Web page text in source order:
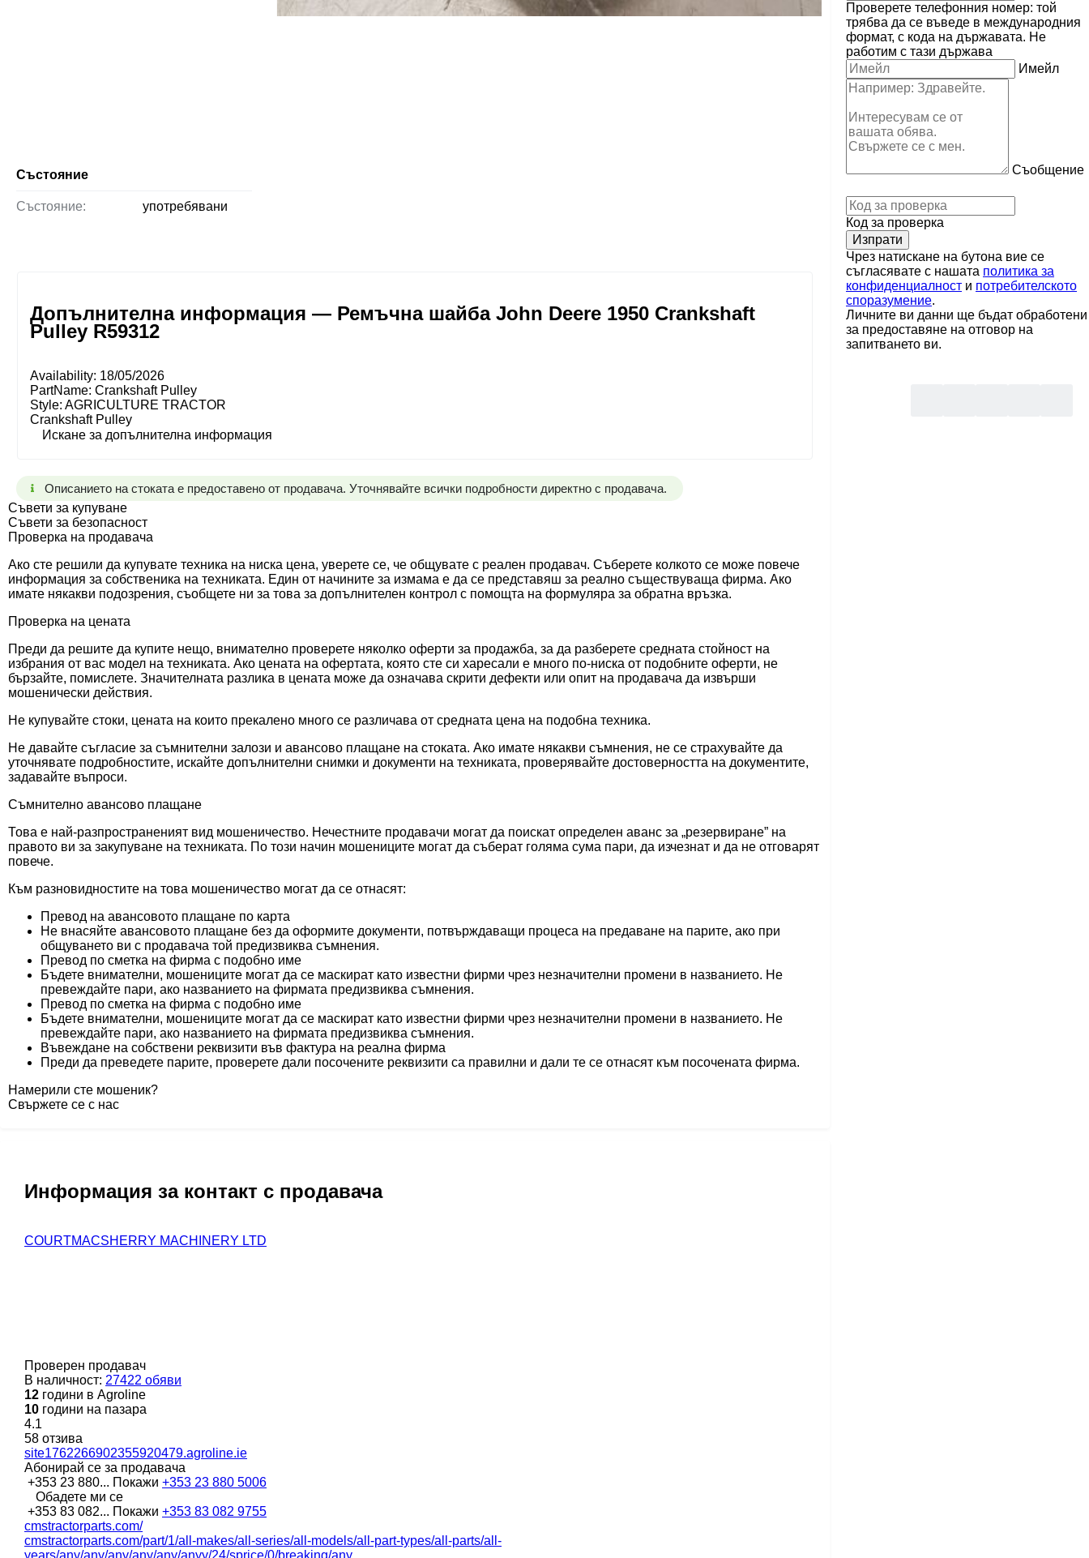
Искане за повече
Състояние
Състояние: употребявани
Допълнителна информация — Ремъчна шайба John Deere 1950 Crankshaft
Pulley R59312
Availability: 18/05/2026
PartName: Crankshaft Pulley
Style: AGRICULTURE TRACTOR
Crankshaft Pulley
Искане за допълнителна информация
Описанието на стоката е предоставено от продавача. Уточнявайте всички подробности директно с продавача.
Съвети за купуване
Съвети за безопасност
Проверка на продавача
Ако сте решили да купувате техника на ниска цена, уверете се, че общувате с реален продавач. Съберете колкото се може повече
информация за собственика на техниката. Един от начините за измама е да се представяш за реално съществуваща фирма. Ако
имате някакви подозрения, съобщете ни за това за допълнителен контрол с помощта на формуляра за обратна връзка.
Проверка на цената
Преди да решите да купите нещо, внимателно проверете няколко оферти за продажба, за да разберете средната стойност на
избрания от вас модел на техниката. Ако цената на офертата, която сте си харесали е много по-ниска от подобните оферти, не
бързайте, помислете. Значителната разлика в цената може да означава скрити дефекти или опит на продавача да извърши
мошенически действия.
Не купувайте стоки, цената на които прекалено много се различава от средната цена на подобна техника.
Не давайте съгласие за съмнителни залози и авансово плащане на стоката. Ако имате някакви съмнения, не се страхувайте да
уточнявате подробностите, искайте допълнителни снимки и документи на техниката, проверявайте достоверността на документите,
задавайте въпроси.
Съмнително авансово плащане
Това е най-разпространеният вид мошеничество. Нечестните продавачи могат да поискат определен аванс за „резервиране” на
правото ви за закупуване на техниката. По този начин мошениците могат да съберат голяма сума пари, да изчезнат и да не отговарят
повече.
Към разновидностите на това мошеничество могат да се отнасят:
Превод на авансовото плащане по карта
Не внасяйте авансовото плащане без да оформите документи, потвърждаващи процеса на предаване на парите, ако при
общуването ви с продавача той предизвиква съмнения.
Превод по сметка на фирма с подобно име
Бъдете внимателни, мошениците могат да се маскират като известни фирми чрез незначителни промени в названието. Не
превеждайте пари, ако названието на фирмата предизвиква съмнения.
Превод по сметка на фирма с подобно име
Бъдете внимателни, мошениците могат да се маскират като известни фирми чрез незначителни промени в названието. Не
превеждайте пари, ако названието на фирмата предизвиква съмнения.
Въвеждане на собствени реквизити във фактура на реална фирма
Преди да преведете парите, проверете дали посочените реквизити са правилни и дали те се отнасят към посочената фирма.
Намерили сте мошеник?
Свържете се с нас
Информация за контакт с продавача
COURTMACSHERRY MACHINERY LTD
Проверен продавач
В наличност: 27422 обяви
12 години в Agroline
10 години на пазара
4.1
58 отзива
site1762266902355920479.agroline.ie
Абонирай се за продавача
+353 23 880... Покажи +353 23 880 5006
Обадете ми се
+353 83 082... Покажи +353 83 082 9755
cmstractorparts.com/
cmstractorparts.com/part/1/all-makes/all-series/all-models/all-part-types/all-parts/all-
Проверете телефонния номер: той
трябва да се въведе в международния
формат, с кода на държавата. Не
работим с тази държава
Имейл
Съобщение
Код за проверка
Чрез натискане на бутона вие се
съгласявате с нашата политика за
конфиденциалност и потребителското
споразумение.
Личните ви данни ще бъдат обработени
за предоставяне на отговор на
запитването ви.